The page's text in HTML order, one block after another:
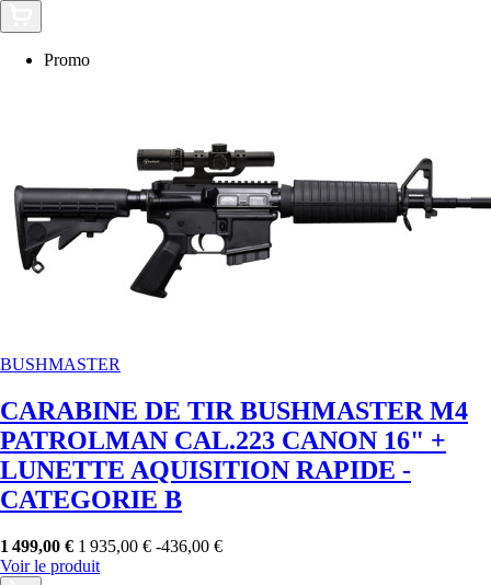
Promo
BUSHMASTER
CARABINE DE TIR BUSHMASTER M4
PATROLMAN CAL.223 CANON 16" +
LUNETTE AQUISITION RAPIDE -
CATEGORIE B
1 499,00 € 1 935,00 € -436,00 €
Voir le produit